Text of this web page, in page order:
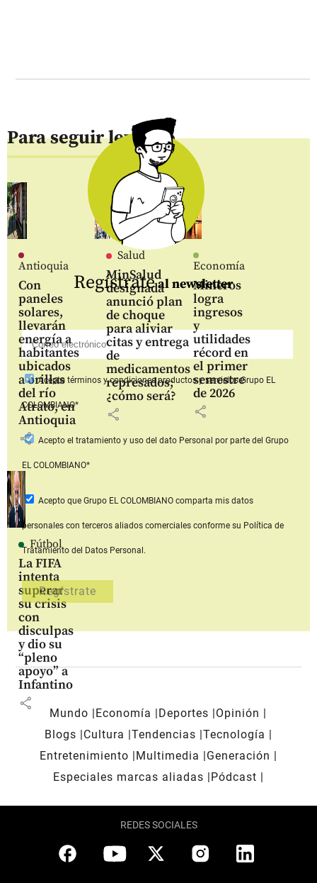
Para seguir leyendo
Antioquia
Con
paneles
solares,
llevarán
energía a
habitantes
ubicados
a orillas
del río
Atrato, en
Antioquia
share
Salud
MinSalud
designada
anunció plan
de choque
para aliviar
citas y entrega
de
medicamentos
represados;
¿cómo será?
share
Economía
Mineros
logra
ingresos
y
utilidades
récord en
el primer
semestre
de 2026
share
Fútbol
La FIFA
intenta
superar
su crisis
con
disculpas
y dio su
“pleno
apoyo” a
Infantino
share
Regístrateal newsletter
Aceptotérminos y condiciones productos y serviciosGrupo EL
COLOMBIANO*
Acepto el tratamiento y uso del dato Personal por parte del Grupo
EL COLOMBIANO*
Acepto que Grupo EL COLOMBIANOcomparta mis datos
personales con terceros aliados comerciales conforme su Política de
Tratamiento del Datos Personal.
Mundo Economía Deportes
Opinión
Blogs
Cultura Tendencias Tecnología
Entretenimiento
Multimedia
Generación
Especiales marcas aliadas
Pódcast
REDES SOCIALES